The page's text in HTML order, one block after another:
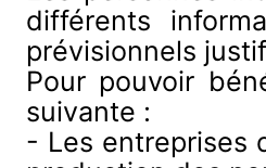
différents
prévisionnels
Pour pouvoir
suivante :
- Les entreprises